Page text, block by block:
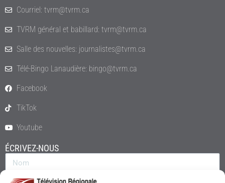
Courriel: tvrm@tvrm.ca
TVRM général et babillard: tvrm@tvrm.ca
Salle des nouvelles: journalistes@tvrm.ca
Télé-Bingo Lanaudière: bingo@tvrm.ca
Facebook
TikTok
Youtube
ÉCRIVEZ-NOUS